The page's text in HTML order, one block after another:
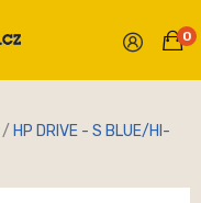
0
HP DRIVE - S BLUE/HI-